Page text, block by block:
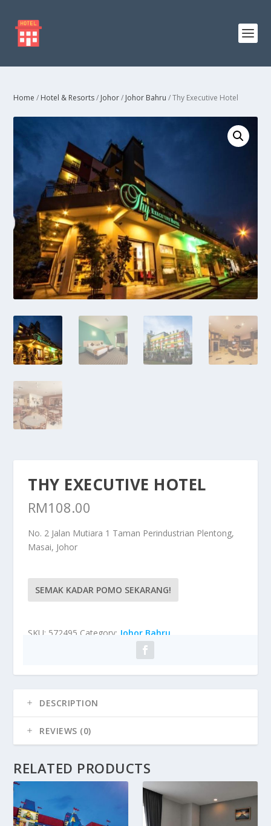
Home / Hotel & Resorts/ Johor/ Johor Bahru / Thy Executive Hotel
THY EXECUTIVE HOTEL
RM108.00
No. 2 Jalan Mutiara 1 Taman Perindustrian Plentong,
Masai, Johor
SEMAK KADAR POMO SEKARANG!
SKU: 572495 Category: Johor Bahru
DESCRIPTION
REVIEWS (0)
RELATED PRODUCTS